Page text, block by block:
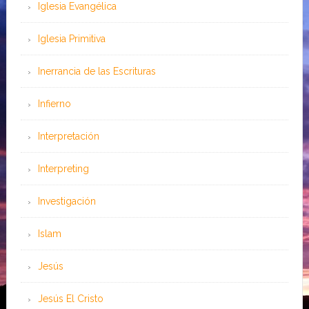
Iglesia Evangélica
Iglesia Primitiva
Inerrancia de las Escrituras
Infierno
Interpretación
Interpreting
Investigación
Islam
Jesús
Jesús El Cristo